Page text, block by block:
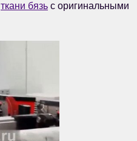
ткани бязь с оригинальными